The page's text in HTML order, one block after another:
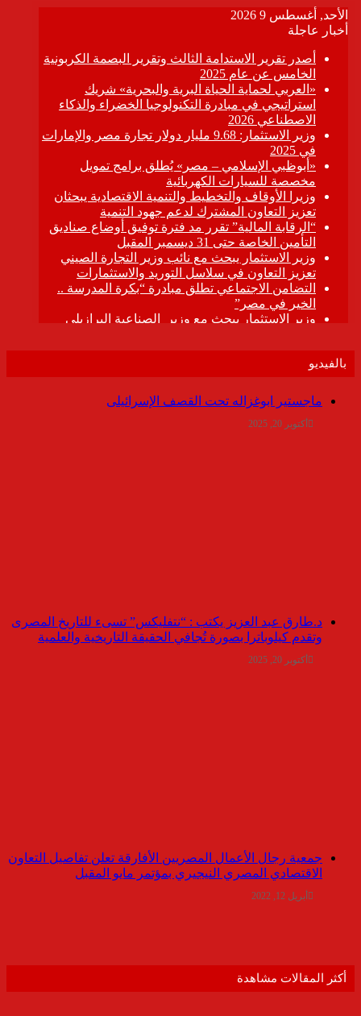
بالفيديو
ماجستير ابوغزاله تحت القصف الإسرائيلى
أكتوبر 20, 2025
د.طارق عبد العزيز يكتب : “نتفليكس” تسىء للتاريخ المصرى
وتقدم كيلوباترا بصورة تُجافي الحقيقة التاريخية والعلمية
أكتوبر 20, 2025
جمعية رجال الأعمال المصريين الأفارقة تعلن تفاصيل التعاون
الاقتصادي المصري النيجيري بمؤتمر مايو المقبل
أبريل 12, 2022
أكثر المقالات مشاهدة